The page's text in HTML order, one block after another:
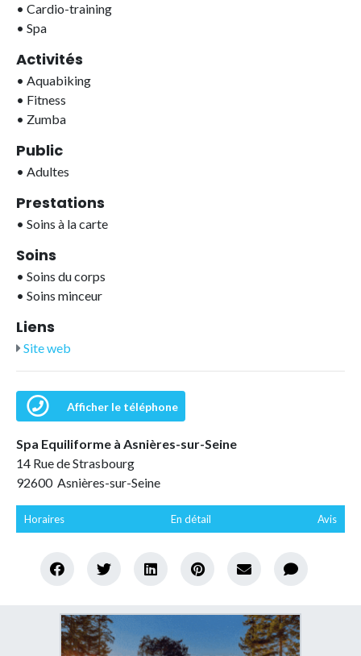
• Cardio-training
• Spa
Activités
• Aquabiking
• Fitness
• Zumba
Public
• Adultes
Prestations
• Soins à la carte
Soins
• Soins du corps
• Soins minceur
Liens
Site web
Afficher le téléphone
Spa Equiliforme à Asnières-sur-Seine
14 Rue de Strasbourg
92600 Asnières-sur-Seine
Horaires En détail Avis